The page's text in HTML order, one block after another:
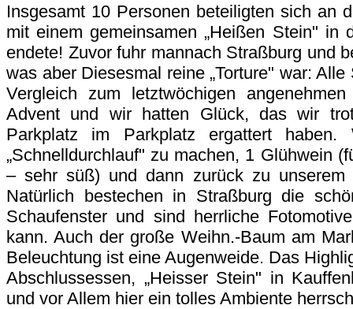
Insgesamt 10 Personen beteiligten sich an
mit einem gemeinsamen „Heißen Stein" in
endete! Zuvor fuhr mannach Straßburg und
was aber Diesesmal reine „Torture" war:
Vergleich zum letztwöchigen
Advent und wir hatten Glück, das wir
Parkplatz im Parkplatz ergattert
„Schnelldurchlauf" zu machen, 1 Glühwein
– sehr süß) und dann zurück zu unserem
Natürlich bestechen in Straßburg die
Schaufenster und sind herrliche
kann. Auch der große Weihn.-Baum am
Beleuchtung ist eine Augenweide. Das
Abschlussessen, „Heisser Stein" in
und vor Allem hier ein tolles Ambiente